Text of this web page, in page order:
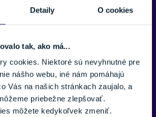
Detaily O cookies
tak, ako má...
cookies. Niektoré sú nevyhnutné pre
nášho webu, iné nám pomáhajú
Vás na našich stránkach zaujalo, a
priebežne zlepšovať.
môžete kedykoľvek zmeniť.
Zobraziť viac